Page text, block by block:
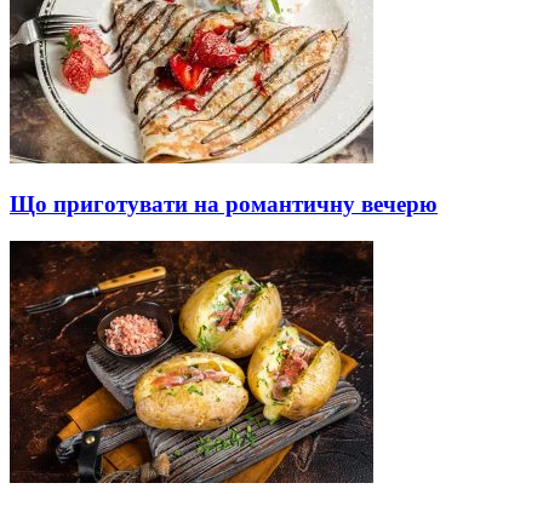
Що приготувати на романтичну вечерю